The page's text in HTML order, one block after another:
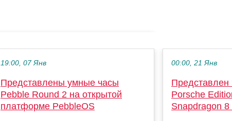
19:00, 07 Янв
Представлены умные часы
Pebble Round 2 на открытой
платформе PebbleOS
00:00, 21 Янв
Представлен
Porsche
Snapdragon